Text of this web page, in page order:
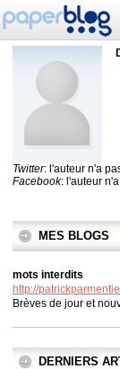
Twitter: l'auteur n'a
Facebook: l'auteur
MES BLOGS
mots interdits
http://
Brèves de jour et
DERNIERS